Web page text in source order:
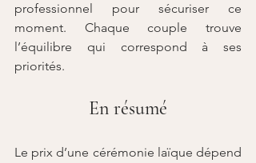
professionnel pour sécuriser ce
moment. Chaque couple trouve
l’équilibre qui correspond à ses
priorités.
En résumé
Le prix d’une cérémonie laïque dépend